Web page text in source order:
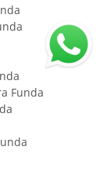
Funda